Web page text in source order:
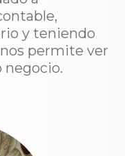
y teniendo
permite ver